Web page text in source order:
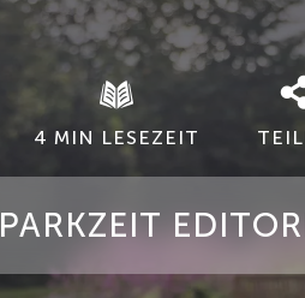
4 MIN LESEZEIT
PARKZEIT